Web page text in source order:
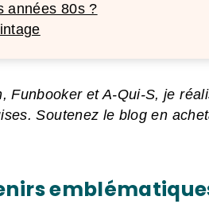
années 80s ?
Funbooker et A-Qui-S, je
Soutenez le blog en